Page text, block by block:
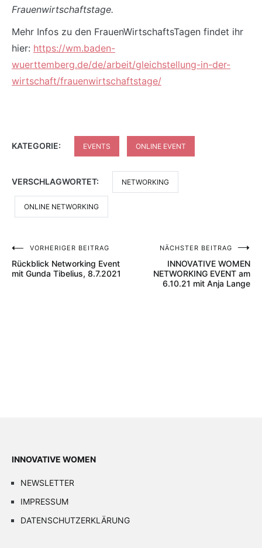
Frauenwirtschaftstage.
Mehr Infos zu den FrauenWirtschaftsTagen findet ihr
hier: https://wm.baden-
wuerttemberg.de/de/arbeit/gleichstellung-in-der-
wirtschaft/frauenwirtschaftstage/
KATEGORIE: EVENTS ONLINE EVENT
VERSCHLAGWORTET: NETWORKING
ONLINE NETWORKING
Beitragsnavigation
VORHERIGER BEITRAG
Rückblick Networking Event
mit Gunda Tibelius, 8.7.2021
NÄCHSTER BEITRAG
INNOVATIVE WOMEN
NETWORKING EVENT am
6.10.21 mit Anja Lange
INNOVATIVE WOMEN
NEWSLETTER
IMPRESSUM
DATENSCHUTZERKLÄRUNG